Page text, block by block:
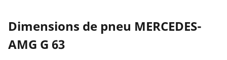
Dimensions de pneu MERCEDES-
AMG G 63